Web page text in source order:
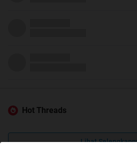
Hot Threads
Lihat